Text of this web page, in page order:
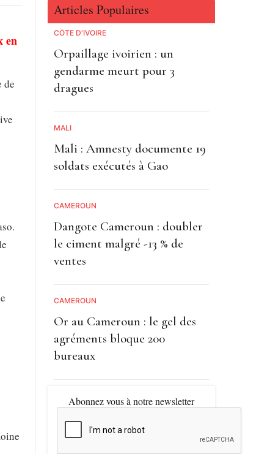
en
de
Articles Populaires
CÔTE D'IVOIRE
Orpaillage ivoirien : un
gendarme meurt pour 3
dragues
MALI
Mali : Amnesty documente 19
soldats exécutés à Gao
CAMEROUN
Dangote Cameroun : doubler
le ciment malgré -13 % de
ventes
CAMEROUN
Or au Cameroun : le gel des
agréments bloque 200
bureaux
Abonnez vous à notre newsletter